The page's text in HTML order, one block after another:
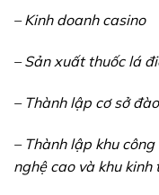
– Kinh doanh casino
– Sản xuất thuốc lá
– Thành lập cơ sở
– Thành lập khu
nghệ cao và khu kinh